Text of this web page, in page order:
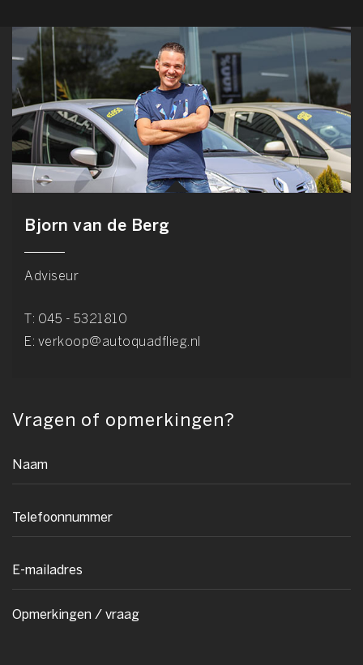
Bjorn van de Berg
Adviseur
T: 045 - 5321810
E: verkoop@autoquadflieg.nl
Vragen of opmerkingen?